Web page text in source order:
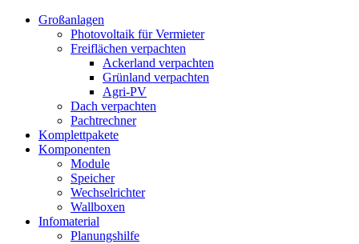
Großanlagen
Photovoltaik für Vermieter
Freiflächen verpachten
Ackerland verpachten
Grünland verpachten
Agri-PV
Dach verpachten
Pachtrechner
Komplettpakete
Komponenten
Module
Speicher
Wechselrichter
Wallboxen
Infomaterial
Planungshilfe